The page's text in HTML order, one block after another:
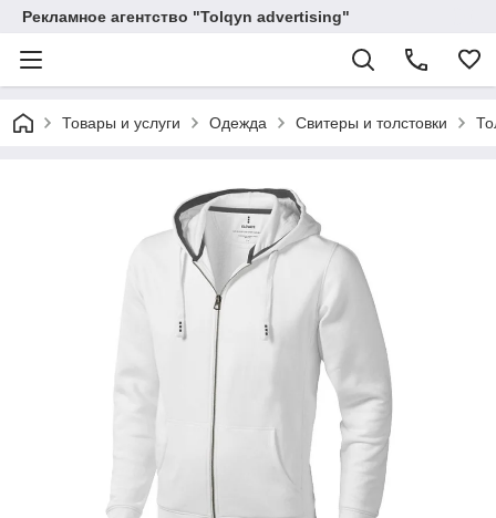
Рекламное агентство "Tolqyn advertising"
Товары и услуги Одежда Свитеры и толстовки